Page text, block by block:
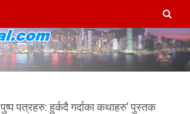
– हङकङबाट
नेपाली अनलाईन
hk nepal, hk nepal com
पुष्प पत्रहरु: हुर्कदै गर्दाका कथाहरु’ पुस्तक